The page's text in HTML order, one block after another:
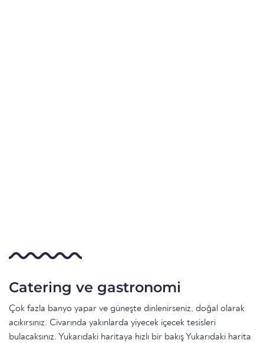
Catering ve gastronomi
Çok fazla banyo yapar ve güneşte dinlenirseniz, doğal olarak
acıkırsınız. Civarında yakınlarda yiyecek içecek tesisleri
bulacaksınız. Yukarıdaki haritaya hızlı bir bakış Yukarıdaki harita